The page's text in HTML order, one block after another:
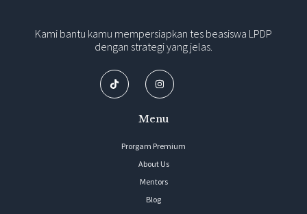
Kami bantu kamu mempersiapkan tes beasiswa LPDP
dengan strategi yang jelas.
Menu
Prorgam Premium
About Us
Mentors
Blog